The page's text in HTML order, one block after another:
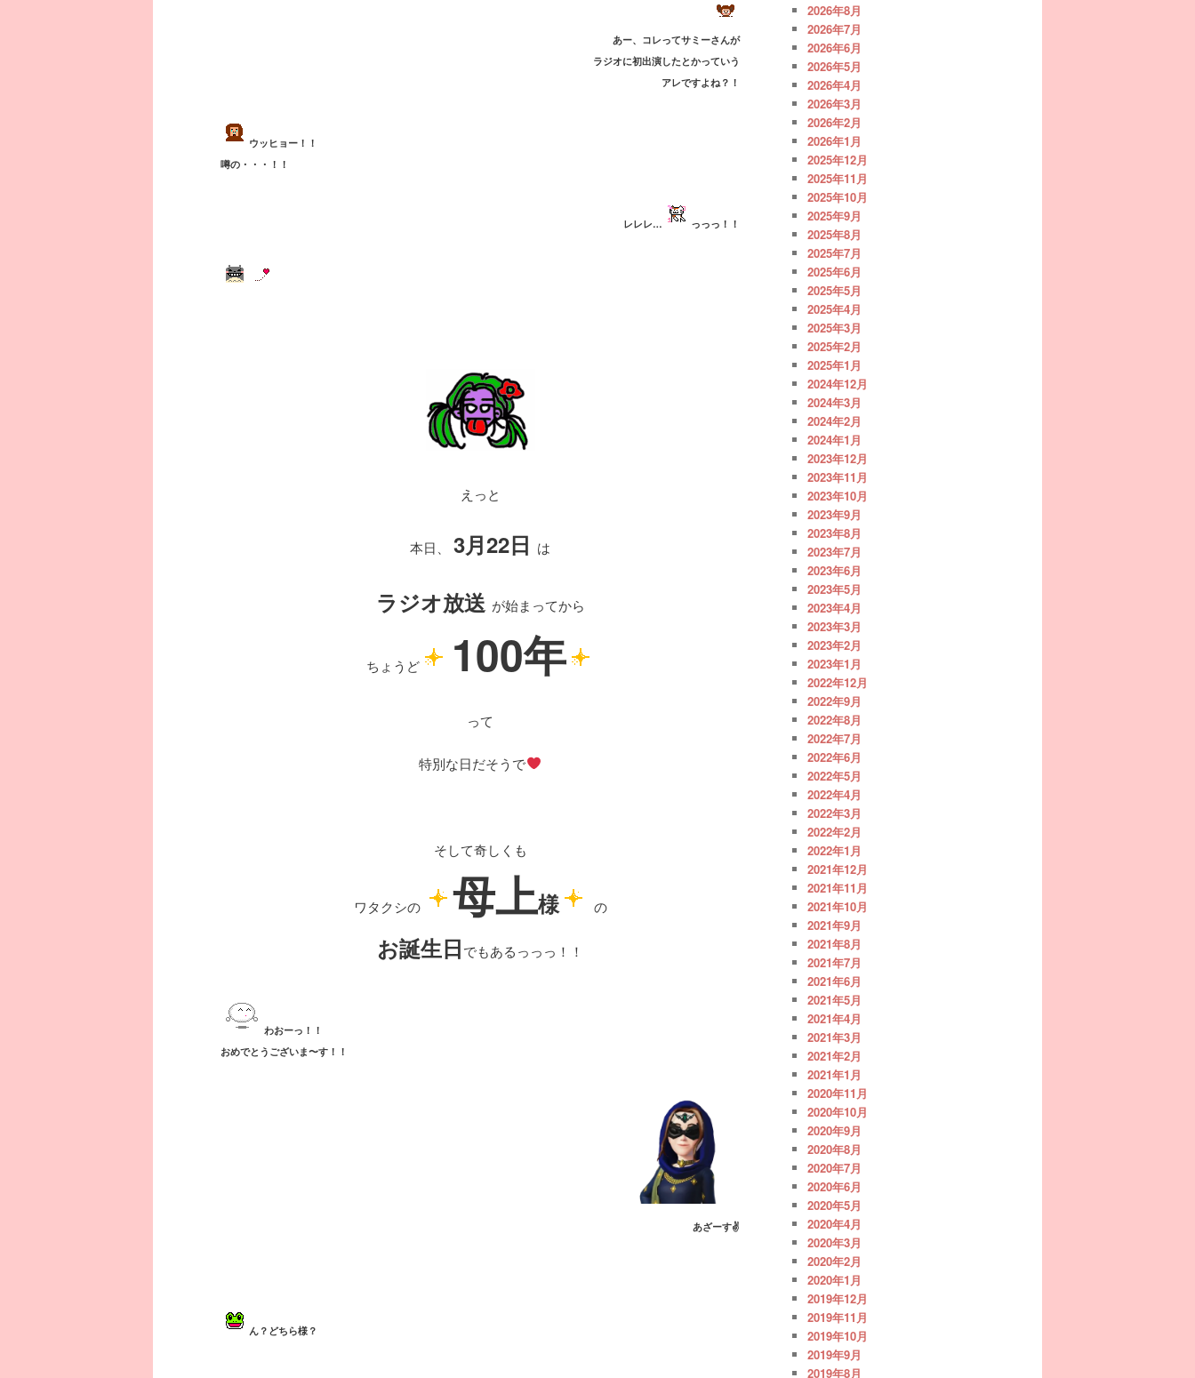
下
矢
印
て
あー、コレってサミーさんが
ラジオに初出演したとかっていう
アレですよね？！
ウッヒョー！！
噂の・・・！！
レレレ… っっっ！！
えっと
本日、 3月22日 は
ラジオ放送 が始まってから
ちょうど 100年
って
特別な日だそうで
そして奇しくも
ワタクシの 母上様 の
お誕生日でもあるっっっ！！
わおーっ！！
おめでとうございま〜す！！
あざーす✌️
ん？どちら様？
2026年8月
2026年7月
2026年6月
2026年5月
2026年4月
2026年3月
2026年2月
2026年1月
2025年12月
2025年11月
2025年10月
2025年9月
2025年8月
2025年7月
2025年6月
2025年5月
2025年4月
2025年3月
2025年2月
2025年1月
2024年12月
2024年3月
2024年2月
2024年1月
2023年12月
2023年11月
2023年10月
2023年9月
2023年8月
2023年7月
2023年6月
2023年5月
2023年4月
2023年3月
2023年2月
2023年1月
2022年12月
2022年9月
2022年8月
2022年7月
2022年6月
2022年5月
2022年4月
2022年3月
2022年2月
2022年1月
2021年12月
2021年11月
2021年10月
2021年9月
2021年8月
2021年7月
2021年6月
2021年5月
2021年4月
2021年3月
2021年2月
2021年1月
2020年11月
2020年10月
2020年9月
2020年8月
2020年7月
2020年6月
2020年5月
2020年4月
2020年3月
2020年2月
2020年1月
2019年12月
2019年11月
2019年10月
2019年9月
2019年8月